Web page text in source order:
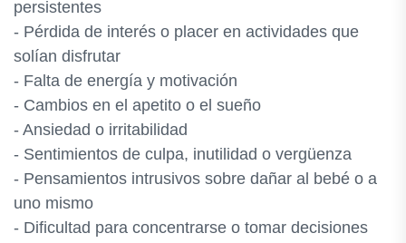
persistentes
- Pérdida de interés o placer en actividades que
solían disfrutar
- Falta de energía y motivación
- Cambios en el apetito o el sueño
- Ansiedad o irritabilidad
- Sentimientos de culpa, inutilidad o vergüenza
- Pensamientos intrusivos sobre dañar al bebé o a
uno mismo
- Dificultad para concentrarse o tomar decisiones